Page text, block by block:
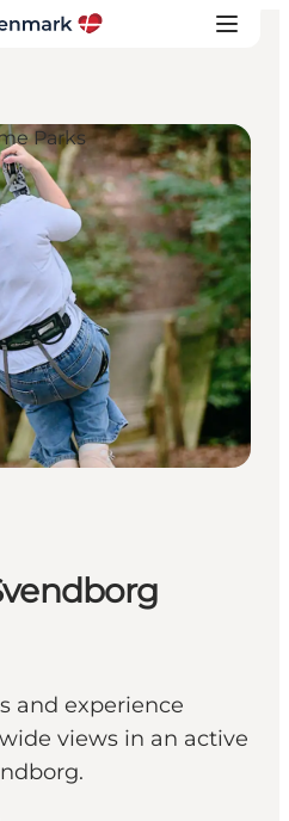
and experience
views in an active
Parks